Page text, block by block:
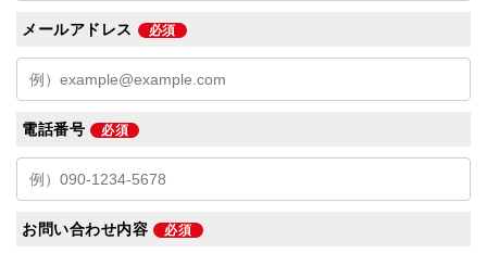
メールアドレス 必須
電話番号 必須
お問い合わせ内容 必須